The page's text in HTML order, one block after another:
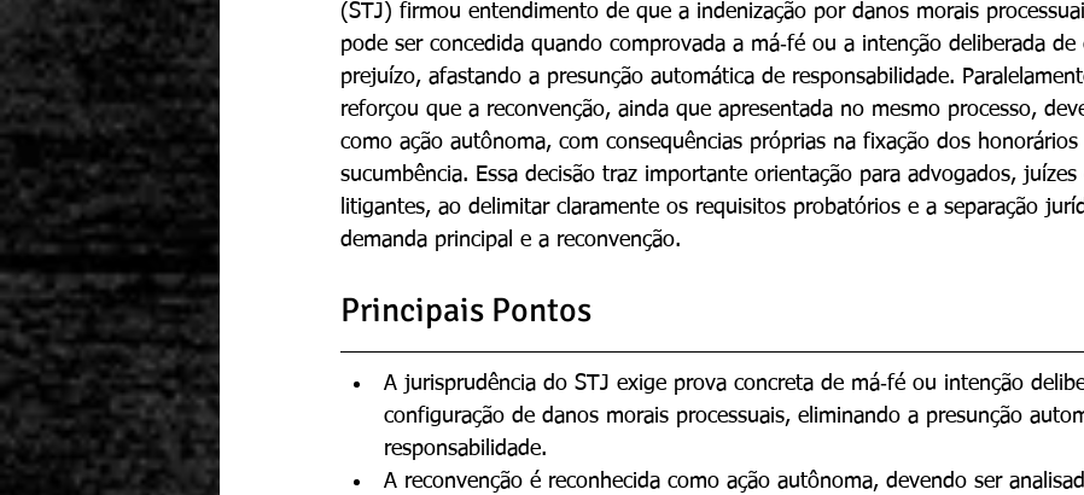
(STJ) firmou entendimento de que a indenização por danos morais
pode ser concedida quando comprovada a má‑fé ou a intenção deliberada de
prejuízo, afastando a presunção automática de responsabilidade.
reforçou que a reconvenção, ainda que apresentada no mesmo processo,
como ação autônoma, com consequências próprias na fixação dos honorários
sucumbência. Essa decisão traz importante orientação para advogados, juízes
litigantes, ao delimitar claramente os requisitos probatórios e a separação
demanda principal e a reconvenção.
Principais Pontos
A jurisprudência do STJ exige prova concreta de má‑fé ou intenção
configuração de danos morais processuais, eliminando a presunção
responsabilidade.
A reconvenção é reconhecida como ação autônoma, devendo ser